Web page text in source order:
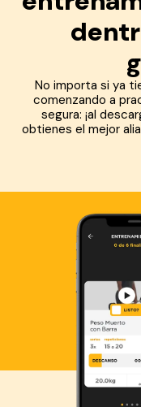
No importa si ya
comenzando a
segura: ¡al
obtienes el mejor